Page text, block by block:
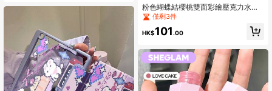
年新年和圣诞节的理想礼物。
僅剩2件
粉色蝴蝶結櫻桃雙面彩繪壓克力水晶
保護殼，相容 iPad Air 8(M4)2026(11
吋)、Air 8(M4)2026(13吋)、第10
代、10.2/Mini 6/Mini 7/9.7吋，相容
板，防彎曲，矽膠加固護角，自動喚
醒/睡眠功能，內建筆槽，多角度折疊
支架－完美日常保護，節日禮物
僅剩3件
HK$101 .00